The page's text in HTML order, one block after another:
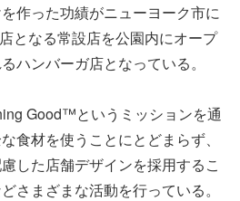
作った功績がニューヨーク市に
となる常設店を公園内にオープ
ハンバーガ店となっている。
Good™というミッションを通
食材を使うことにとどまらず、
した店舗デザインを採用するこ
さまざまな活動を行っている。